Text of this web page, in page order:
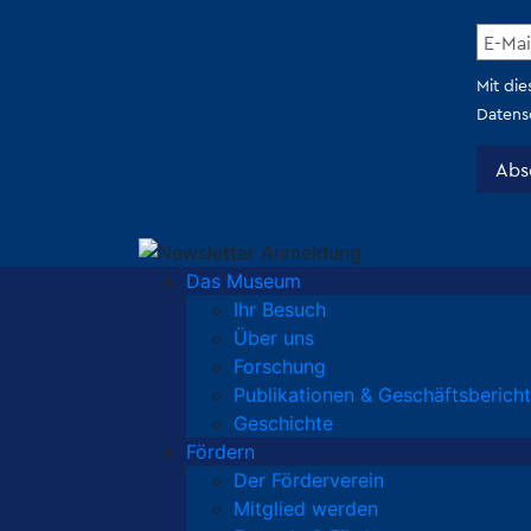
Das Museum
Ihr Besuch
Über uns
Forschung
Publikationen &
Geschichte
Fördern
Der Förderverein
Mitglied werden